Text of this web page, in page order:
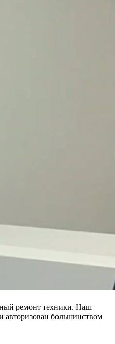
ремонт техники. Наш
авторизован большинством